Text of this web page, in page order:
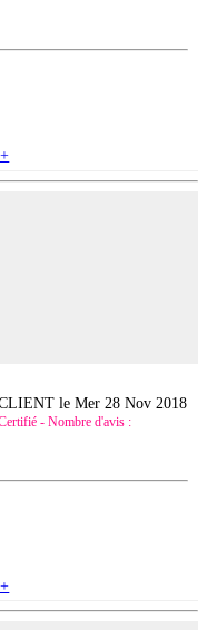
leMer 28 Nov 2018
- Nombre d'avis :